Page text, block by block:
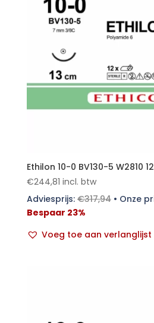
Ethilon 10-0 BV130-5 W2810
€244,81 incl. btw
Adviesprijs:€317,94• Onze
Bespaar 23%
Voeg toe aan verlanglijst